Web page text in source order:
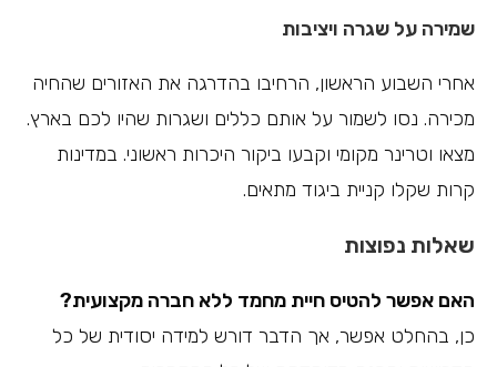
שמירה על שגרה ויציבות
אחרי השבוע הראשון, הרחיבו בהדרגה את האזורים שהחיה
מכירה. נסו לשמור על אותם כללים ושגרות שהיו לכם בארץ.
מצאו וטרינר מקומי וקבעו ביקור היכרות ראשוני. במדינות
קרות שקלו קניית ביגוד מתאים.
שאלות נפוצות
האם אפשר להטיס חיית מחמד ללא חברה מקצועית?
כן, בהחלט אפשר, אך הדבר דורש למידה יסודית של כל